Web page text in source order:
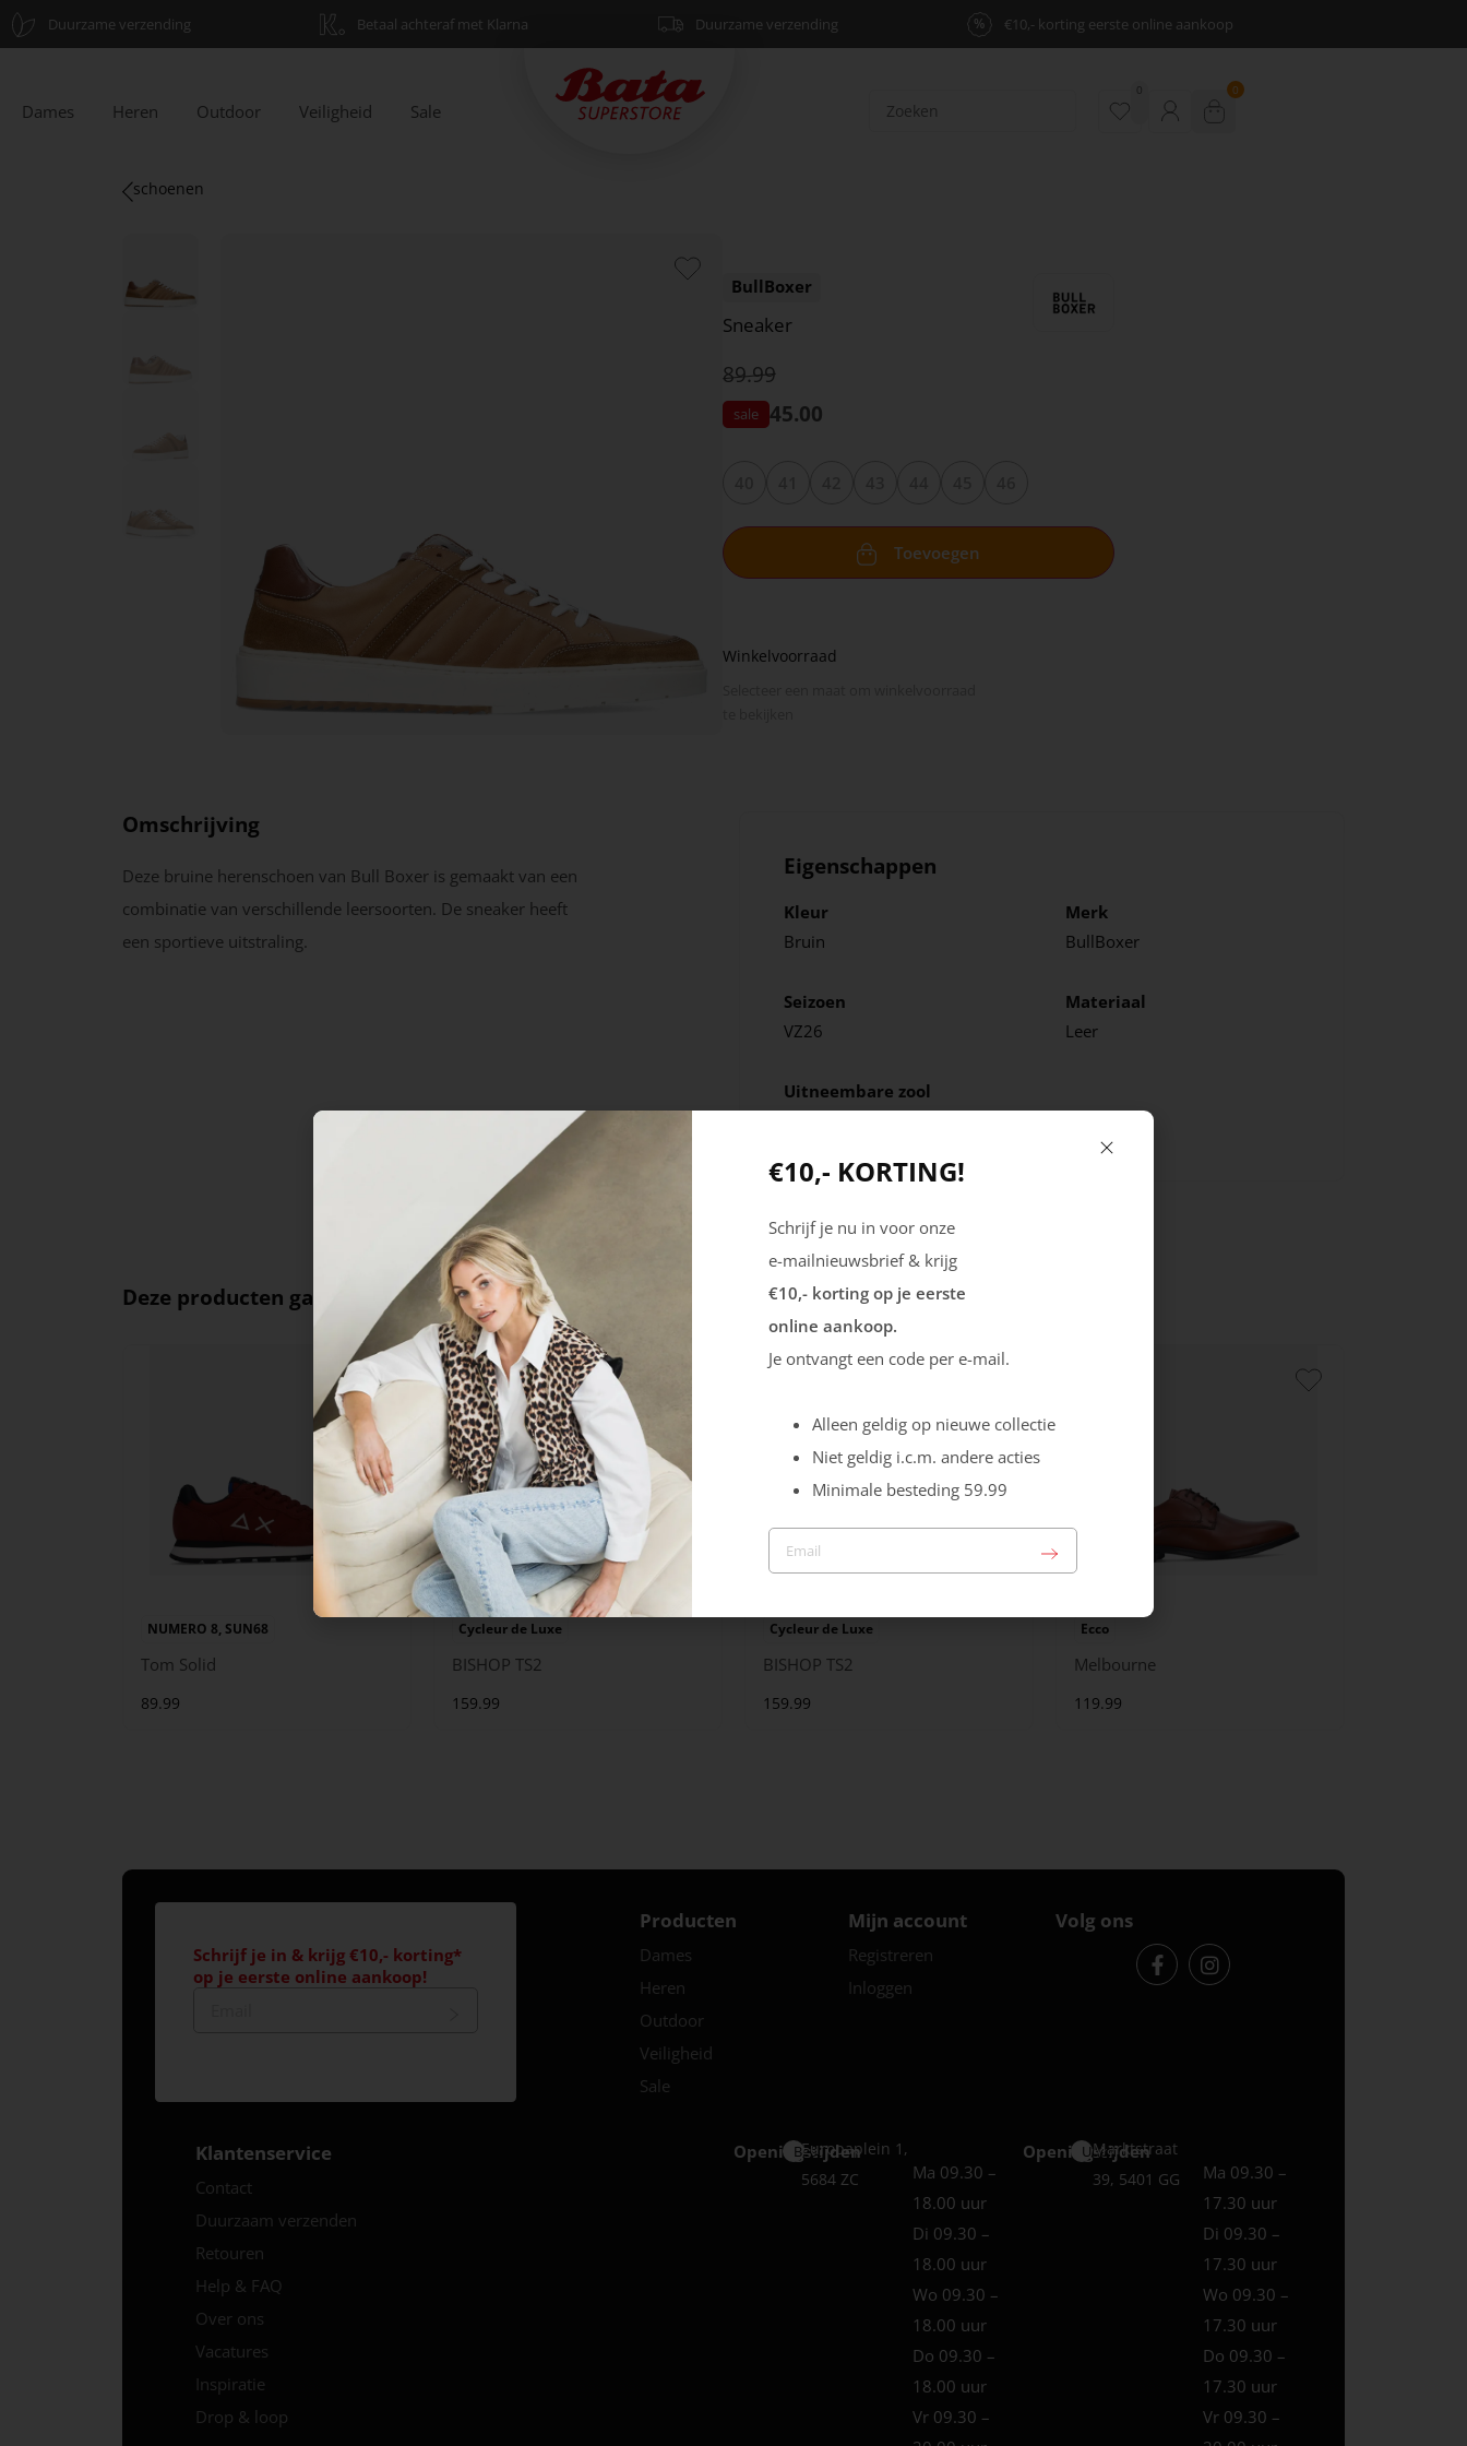
Duurzame verzending Betaal achteraf met Klarna Duurzame verzending % €10,- korting eerste online aankoop
Dames Heren Outdoor Veiligheid Sale
0 0
schoenen
BullBoxer
Sneaker
89.99
45.00
Toevoegen
Winkelvoorraad
Omschrijving
Deze bruine herenschoen van Bull Boxer is gemaakt van een
combinatie van verschillende leersoorten. De sneaker heeft
een sportieve uitstraling.
Eigenschappen
Kleur
Bruin
Merk
BullBoxer
Seizoen
VZ26
Materiaal
Leer
Uitneembare zool
Deze producten ga je leuk vinden
NUMERO 8, SUN68
Tom Solid
89.99
Cycleur de Luxe
BISHOP TS2
159.99
Cycleur de Luxe
BISHOP TS2
159.99
Ecco
Melbourne
119.99
Schrijf je in & krijg €10,- korting*
op je eerste online aankoop!
Producten
Dames
Heren
Outdoor
Veiligheid
Sale
Mijn account
Registreren
Inloggen
Volg ons
Klantenservice
Contact
Duurzaam verzenden
Retouren
Help & FAQ
Over ons
Vacatures
Inspiratie
Drop & loop
Openingstijden
Best
Europaplein 1,
5684 ZC
Ma 09.30 –
18.00 uur
Di 09.30 –
18.00 uur
Wo 09.30 –
18.00 uur
Do 09.30 –
18.00 uur
Vr 09.30 –
Openingstijden
Uden
Marktstraat
39, 5401 GG
Ma 09.30 –
17.30 uur
Di 09.30 –
17.30 uur
Wo 09.30 –
17.30 uur
Do 09.30 –
17.30 uur
Vr 09.30 –
€10,- KORTING!
Schrijf je nu in voor onze
e-mailnieuwsbrief & krijg
€10,- korting op je eerste
online aankoop.
Je ontvangt een code per e-mail.
Alleen geldig op nieuwe collectie
Niet geldig i.c.m. andere acties
Minimale besteding 59.99